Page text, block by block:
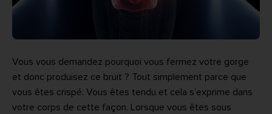
Vous vous demandez pourquoi vous fermez votre gorge
et donc produisez ce bruit ? Tout simplement parce que
vous êtes crispé. Vous êtes tendu et cela s’exprime dans
votre corps de cette façon. Lorsque vous êtes sous